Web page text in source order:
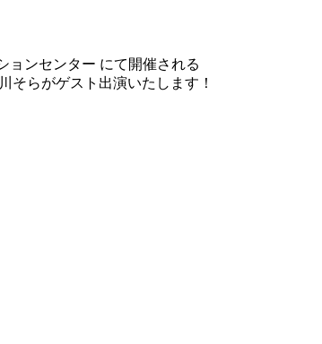
ョンセンター にて開催される
そらがゲスト出演いたします！